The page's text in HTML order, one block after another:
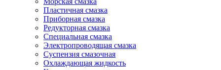
Пластичная смазка
Приборная смазка
Редукторная смазка
Специальная смазка
Электропроводящая смазка
Суспензия смазочная
Охлаждающая жидкость